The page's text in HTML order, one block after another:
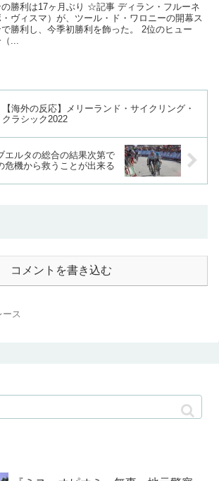
勝利は17ヶ月ぶり ☆記事 ディラン・フルーネ
ヴィスマ）が、ツール・ド・ワロニーの開幕ス
勝利し、今季初勝利を飾った。 2位のヒュー
...
【海外の反応】メリーランド・サイクリング・
クラシック2022
エルタの総合の結果次第で
危機から救うことが出来る
コメントを書き込む
ース